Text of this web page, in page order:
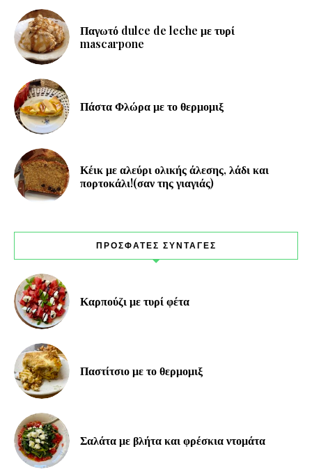
Παγωτό dulce de leche με τυρί
mascarpone
Πάστα Φλώρα με το θερμομιξ
Κέικ με αλεύρι ολικής άλεσης, λάδι και
πορτοκάλι!(σαν της γιαγιάς)
ΠΡΟΣΦΑΤΕΣ ΣΥΝΤΑΓΕΣ
Καρπούζι με τυρί φέτα
Παστίτσιο με το θερμομιξ
Σαλάτα με βλήτα και φρέσκια ντομάτα